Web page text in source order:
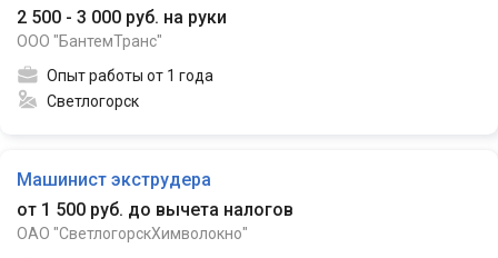
2 500 - 3 000 руб. на руки
ООО "БантемТранс"
Опыт работы от 1 года
Светлогорск
Машинист экструдера
от 1 500 руб. до вычета налогов
ОАО "СветлогорскХимволокно"